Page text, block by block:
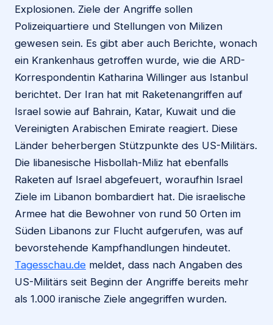
Explosionen. Ziele der Angriffe sollen
Polizeiquartiere und Stellungen von Milizen
gewesen sein. Es gibt aber auch Berichte, wonach
ein Krankenhaus getroffen wurde, wie die ARD-
Korrespondentin Katharina Willinger aus Istanbul
berichtet. Der Iran hat mit Raketenangriffen auf
Israel sowie auf Bahrain, Katar, Kuwait und die
Vereinigten Arabischen Emirate reagiert. Diese
Länder beherbergen Stützpunkte des US-Militärs.
Die libanesische Hisbollah-Miliz hat ebenfalls
Raketen auf Israel abgefeuert, woraufhin Israel
Ziele im Libanon bombardiert hat. Die israelische
Armee hat die Bewohner von rund 50 Orten im
Süden Libanons zur Flucht aufgerufen, was auf
bevorstehende Kampfhandlungen hindeutet.
Tagesschau.de meldet, dass nach Angaben des
US-Militärs seit Beginn der Angriffe bereits mehr
als 1.000 iranische Ziele angegriffen wurden.